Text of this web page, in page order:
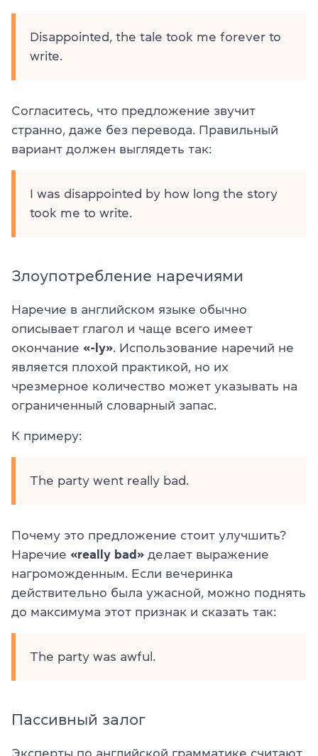
Disappointed, the tale took me forever to
write.
Согласитесь, что предложение звучит
странно, даже без перевода. Правильный
вариант должен выглядеть так:
I was disappointed by how long the story
took me to write.
Злоупотребление наречиями
Наречие в английском языке обычно
описывает глагол и чаще всего имеет
окончание «-ly». Использование наречий не
является плохой практикой, но их
чрезмерное количество может указывать на
ограниченный словарный запас.
К примеру:
The party went really bad.
Почему это предложение стоит улучшить?
Наречие «really bad» делает выражение
нагроможденным. Если вечеринка
действительно была ужасной, можно поднять
до максимума этот признак и сказать так:
The party was awful.
Пассивный залог
Эксперты по английской грамматике считают